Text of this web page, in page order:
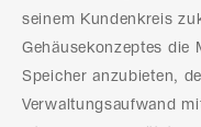
seinem Kundenkreis
Gehäusekonzeptes die
Speicher anzubieten,
Verwaltungsaufwand